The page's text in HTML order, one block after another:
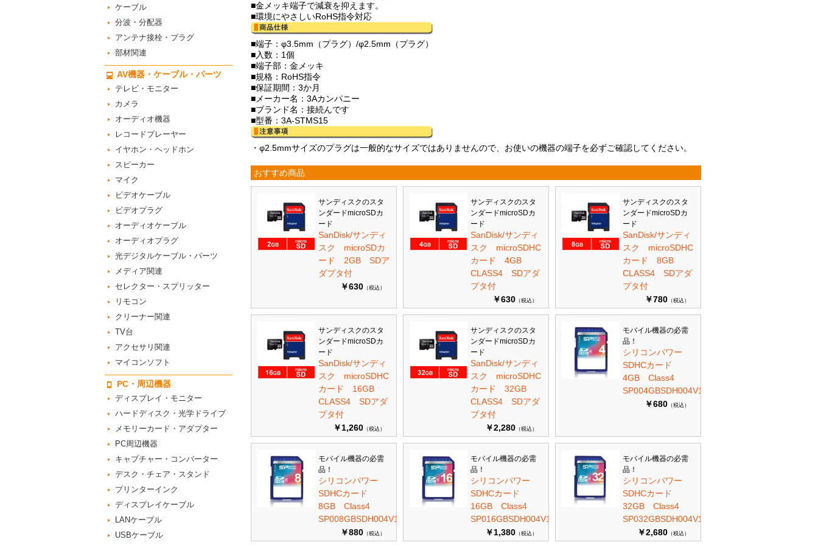
ケーブル
分波・分配器
アンテナ接栓・プラグ
部材関連
AV機器・ケーブル・パーツ
テレビ・モニター
カメラ
オーディオ機器
レコードプレーヤー
イヤホン・ヘッドホン
スピーカー
マイク
ビデオケーブル
ビデオプラグ
オーディオケーブル
オーディオプラグ
光デジタルケーブル・パーツ
メディア関連
セレクター・スプリッター
リモコン
クリーナー関連
TV台
アクセサリ関連
マイコンソフト
PC・周辺機器
ディスプレイ・モニター
ハードディスク・光学ドライブ
メモリーカード・アダプター
PC周辺機器
キャプチャー・コンバーター
デスク・チェア・スタンド
プリンターインク
ディスプレイケーブル
LANケーブル
USBケーブル
■金メッキ端子で減衰を抑えます。
■環境にやさしいRoHS指令対応
■端子：φ3.5mm（プラグ）/φ2.5mm（プラグ）
■入数：1個
■端子部：金メッキ
■規格：RoHS指令
■保証期間：3か月
■メーカー名：3Aカンパニー
■ブランド名：接続んです
■型番：3A-STMS15
・φ2.5mmサイズのプラグは一般的なサイズではありませんので、お使いの機器の端子を必ずご確認してください。
おすすめ商品
サンディスクのスタ
ンダードmicroSDカ
ード
SanDisk/サンディ
スク microSDカ
ード 2GB SDア
ダプタ付
￥630 （税込）
サンディスクのスタ
ンダードmicroSDカ
ード
SanDisk/サンディ
スク microSDHC
カード 4GB
CLASS4 SDアダ
プタ付
￥630 （税込）
サンディスクのスタ
ンダードmicroSDカ
ード
SanDisk/サンディ
スク microSDHC
カード 8GB
CLASS4 SDアダ
プタ付
￥780 （税込）
サンディスクのスタ
ンダードmicroSDカ
ード
SanDisk/サンディ
スク microSDHC
カード 16GB
CLASS4 SDアダ
プタ付
￥1,260 （税込）
サンディスクのスタ
ンダードmicroSDカ
ード
SanDisk/サンディ
スク microSDHC
カード 32GB
CLASS4 SDアダ
プタ付
￥2,280 （税込）
モバイル機器の必需
品！
シリコンパワー
SDHCカード
4GB Class4
SP004GBSDH004V10
￥680 （税込）
モバイル機器の必需
品！
シリコンパワー
SDHCカード
8GB Class4
SP008GBSDH004V10
￥880 （税込）
モバイル機器の必需
品！
シリコンパワー
SDHCカード
16GB Class4
SP016GBSDH004V10
￥1,380 （税込）
モバイル機器の必需
品！
シリコンパワー
SDHCカード
32GB Class4
SP032GBSDH004V10
￥2,680 （税込）